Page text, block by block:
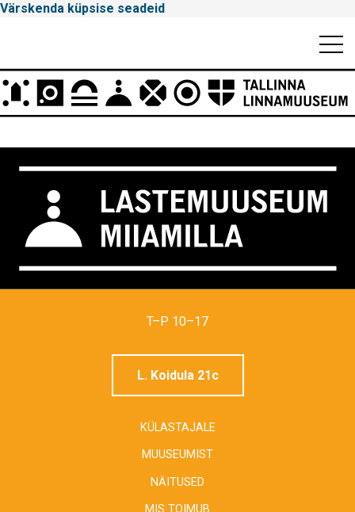
Värskenda küpsise seadeid
Peamenüü
T–P 10–17
L. Koidula 21c
KÜLASTAJALE
MUUSEUMIST
NÄITUSED